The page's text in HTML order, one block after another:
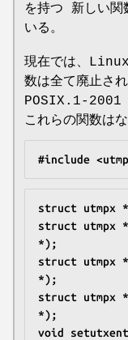
を持つ 新しい関
いる。
現在では、
数は全て廃止さ
POSIX.1-2001
これらの関数は
#include
struct utmpx
struct utmpx
*);
struct utmpx
*);
struct utmpx
*);
void